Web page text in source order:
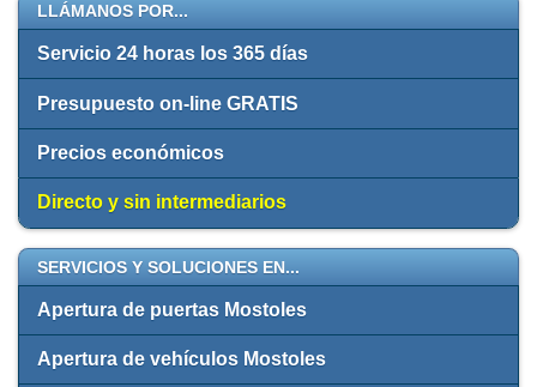
LLÁMANOS POR...
Servicio 24 horas los 365 días
Presupuesto on-line GRATIS
Precios económicos
Directo y sin intermediarios
SERVICIOS Y SOLUCIONES EN...
Apertura de puertas Mostoles
Apertura de vehículos Mostoles